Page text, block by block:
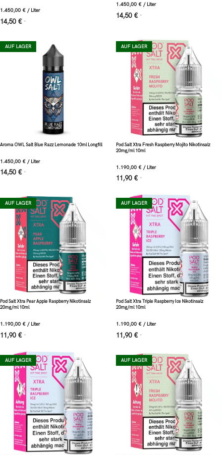
1.450,00 € / Liter
14,50 € *
1.450,00 € / Liter
14,50 € *
AUF LAGER
Aroma OWL Salt Blue Razz Lemonade 10ml Longfill
1.450,00 € / Liter
14,50 € *
AUF LAGER
Pod Salt Xtra Fresh Raspberry Mojito Nikotinsalz
20mg/ml 10ml
1.190,00 € / Liter
11,90 € *
AUF LAGER
Pod Salt Xtra Pear Apple Raspberry Nikotinsalz
20mg/ml 10ml
1.190,00 € / Liter
11,90 € *
AUF LAGER
Pod Salt Xtra Triple Raspberry Ice Nikotinsalz
20mg/ml 10ml
1.190,00 € / Liter
11,90 € *
AUF LAGER AUF LAGER